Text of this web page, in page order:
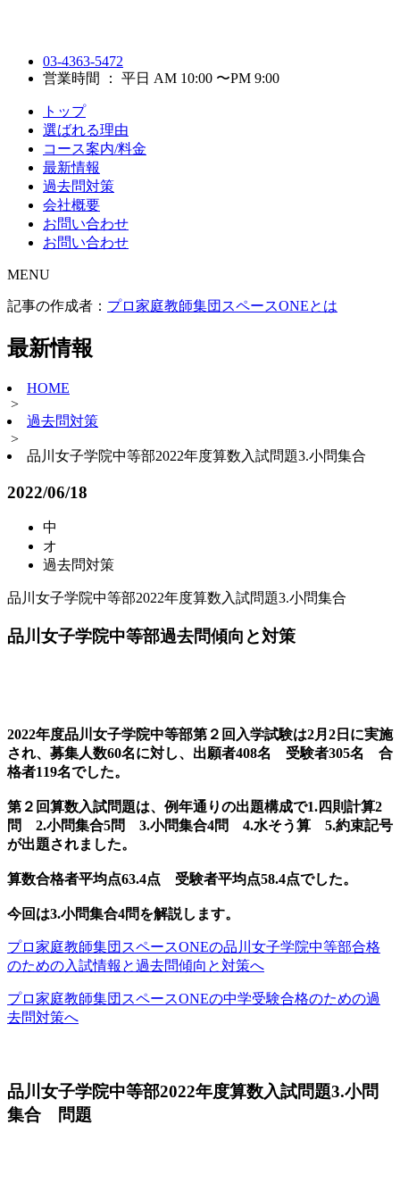
03-4363-5472
営業時間 ： 平日 AM 10:00 〜PM 9:00
トップ
選ばれる理由
コース案内/料金
最新情報
過去問対策
会社概要
お問い合わせ
お問い合わせ
MENU
記事の作成者： プロ家庭教師集団スペースONEとは
最新情報
HOME
>
過去問対策
>
品川女子学院中等部2022年度算数入試問題3.小問集合
2022/06/18
中
オ
過去問対策
品川女子学院中等部2022年度算数入試問題3.小問集合
品川女子学院中等部過去問傾向と対策
2022年度品川女子学院中等部第２回入学試験は2月2日に実施
され、募集人数60名に対し、出願者408名 受験者305名 合
格者119名でした。
第２回算数入試問題は、例年通りの出題構成で1.四則計算2
問 2.小問集合5問 3.小問集合4問 4.水そう算 5.約束記号
が出題されました。
算数合格者平均点63.4点 受験者平均点58.4点でした。
今回は3.小問集合4問を解説します。
プロ家庭教師集団スペースONEの品川女子学院中等部合格
のための入試情報と過去問傾向と対策へ
プロ家庭教師集団スペースONEの中学受験合格のための過
去問対策へ
品川女子学院中等部2022年度算数入試問題3.小問
集合 問題